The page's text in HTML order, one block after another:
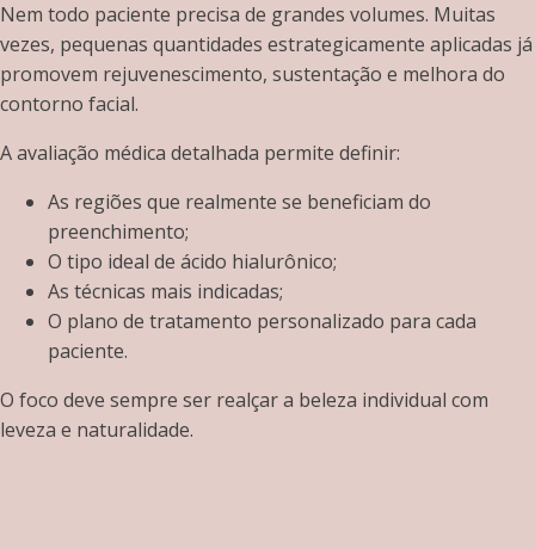
Nem todo paciente precisa de grandes volumes. Muitas
vezes, pequenas quantidades estrategicamente aplicadas já
promovem rejuvenescimento, sustentação e melhora do
contorno facial.
A avaliação médica detalhada permite definir:
As regiões que realmente se beneficiam do
preenchimento;
O tipo ideal de ácido hialurônico;
As técnicas mais indicadas;
O plano de tratamento personalizado para cada
paciente.
O foco deve sempre ser realçar a beleza individual com
leveza e naturalidade.